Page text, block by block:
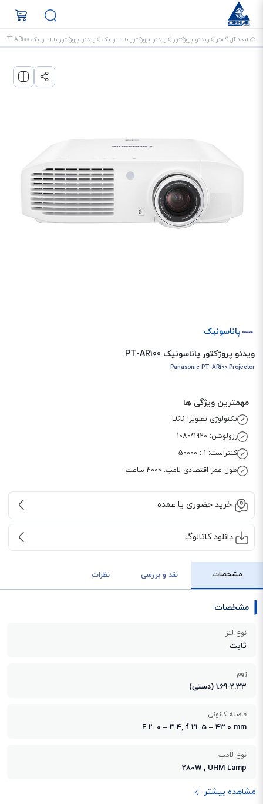
ایده آل گستر ویدئو پروژکتور ویدئو پروژکتور پاناسونیک ویدئو پروژکتور پاناسونیک PT-AR100
پاناسونیک
ویدئو پروژکتور پاناسونیک PT-AR100
Panasonic PT-AR100 Projector
مهمترین ویژگی ها
تکنولوژی تصویر: LCD
رزولوشن: 1920*1080
کنتراست: 1 : 50000
طول عمر اقتصادی لامپ: 4000 ساعت
خرید حضوری یا عمده
دانلود کاتالوگ
مشخصات نقد و بررسی نظرات
مشخصات
نوع لنز
ثابت
زوم
1.69-2.33 (دستی)
فاصله کانونی
F 2. 0 – 3.4, f 21. 5 – 43.0 mm
نوع لامپ
280W , UHM Lamp
مشاهده بیشتر